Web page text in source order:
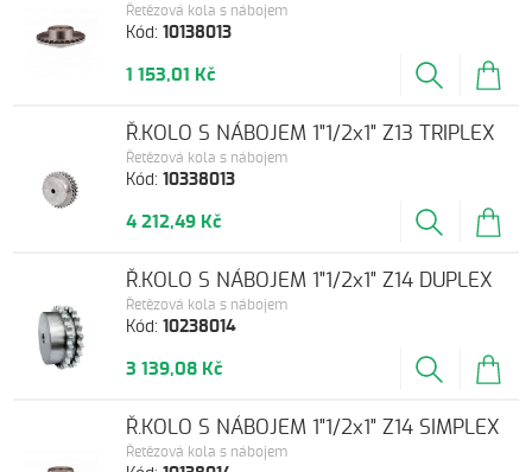
Kód:10138013
Řetězová kola s nábojem
1 153,01 Kč
Kód:10338013
Řetězová kola s nábojem
Ř.KOLO S NÁBOJEM 1"1/2x1" Z13 TRIPLEX
4 212,49 Kč
Kód:10238014
Řetězová kola s nábojem
Ř.KOLO S NÁBOJEM 1"1/2x1" Z14 DUPLEX
3 139,08 Kč
Řetězová kola s nábojem
Ř.KOLO S NÁBOJEM 1"1/2x1" Z14 SIMPLEX